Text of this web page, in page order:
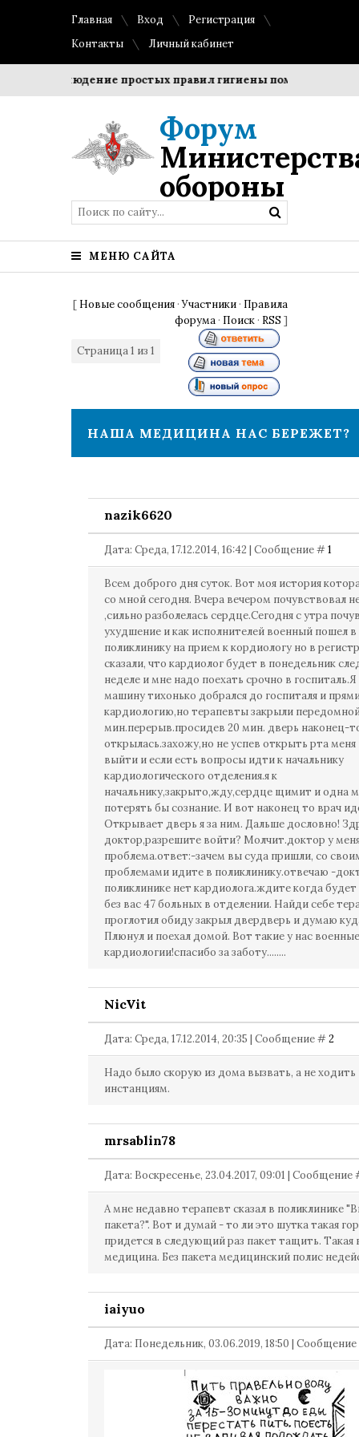
Главная Вход
Регистрация
Контакты
Личный кабинет
Соблюдение простых правил гигиены помогает
Форум
обороны
МЕНЮ САЙТА
[ Новые сообщения ·Участники · Правила
форума · Поиск · RSS ]
Страница1 из 1
НАША МЕДИЦИНА НАС БЕРЕЖЕТ?
nazik6620
Дата: Среда, 17.12.2014, 16:42 | Сообщение #1
Всем доброго дня суток. Вот моя история
со мной сегодня. Вчера вечером почувствовал
,сильно разболелась сердце.Сегодня с утра
ухудшение и как исполнителей военный пошел в
поликлинику на прием к кордиологу но в
сказали, что кардиолог будет в понедельник
неделе и мне надо поехать срочно в госпиталь.Я
машину тихонько добрался до госпиталя и
кардиологию,но терапевты закрыли
мин.перерыв.просидев 20 мин. дверь наконец-
открылась.захожу,но не успев открыть рта
выйти и если есть вопросы идти к начальнику
кардиологического отделения.я к
начальнику,закрыто,жду,сердце щимит и одна
потерять бы сознание. И вот наконец то врач
Открывает дверь я за ним. Дальше дословно!
доктор,разрешите войти? Молчит.доктор у
проблема.ответ:-зачем вы суда пришли, со
проблемами идите в поликлинику.отвечаю -
поликлинике нет кардиолога.ждите когда будет
без вас 47 больных в отделении. Найди себе
проглотил обиду закрыл двердверь и думаю
Плюнул и поехал домой. Вот такие у нас военные
кардиологии!спасибо за заботу........
NicVit
Дата: Среда, 17.12.2014, 20:35 | Сообщение #2
Надо было скорую из дома вызвать, а не ходить
инстанциям.
mrsablin78
Дата: Воскресенье, 23.04.2017, 09:01 |
А мне недавно терапевт сказал в поликлинике
пакета?". Вот и думай - то ли это шутка такая
придется в следующий раз пакет тащить. Такая
медицина. Без пакета медицинский полис
iaiyuo
Дата: Понедельник, 03.06.2019, 18:50 |